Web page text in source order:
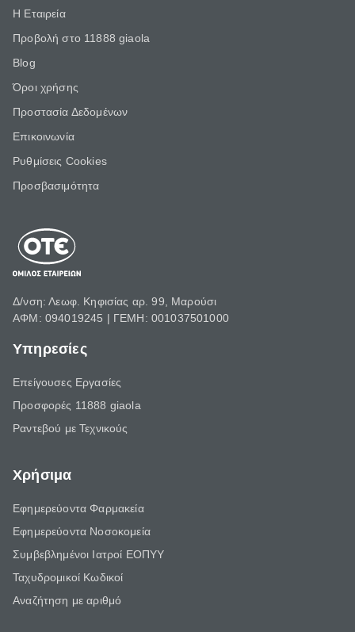
Η Εταιρεία
Προβολή στο 11888 giaola
Blog
Όροι χρήσης
Προστασία Δεδομένων
Επικοινωνία
Ρυθμίσεις Cookies
Προσβασιμότητα
Δ/νση: Λεωφ. Κηφισίας αρ. 99, Μαρούσι
ΑΦΜ: 094019245 | ΓΕΜΗ: 001037501000
Υπηρεσίες
Επείγουσες Εργασίες
Προσφορές 11888 giaola
Ραντεβού με Τεχνικούς
Χρήσιμα
Εφημερεύοντα Φαρμακεία
Εφημερεύοντα Νοσοκομεία
Συμβεβλημένοι Ιατροί ΕΟΠΥΥ
Ταχυδρομικοί Κωδικοί
Αναζήτηση με αριθμό